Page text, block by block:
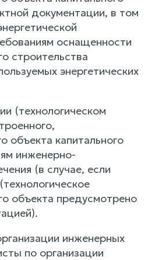
документации, в том
оснащенности
строительства
энергетических
(технологическом
объекта капитального
инженерно-
(в случае, если
объекта предусмотрено
инженерных
по организации